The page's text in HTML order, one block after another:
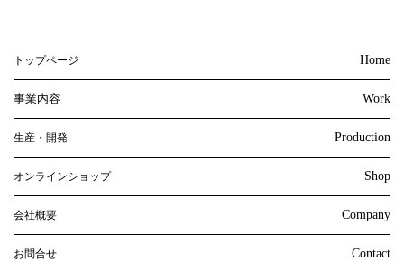
トップページ Home
事業内容 Work
生産・開発 Production
オンラインショップ Shop
会社概要 Company
お問合せ Contact